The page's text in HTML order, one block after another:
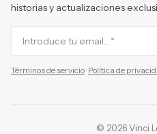
historias y actualizaciones
Términos de servicio· Política de
© 2026 Vinci